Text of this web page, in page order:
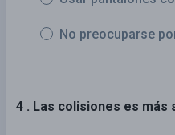
No preocuparse
4 . Las colisiones es más